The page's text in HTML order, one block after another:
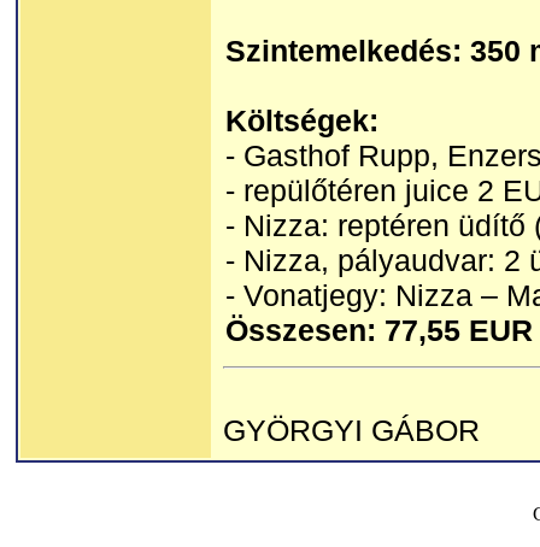
Szintemelkedés: 350
Költségek:
- Gasthof Rupp,
- repülőtéren juice 2
- Nizza: reptéren üdítő
- Nizza, pályaudvar: 2
- Vonatjegy: Nizza –
Összesen: 77,55 EUR
GYÖRGYI GÁBOR